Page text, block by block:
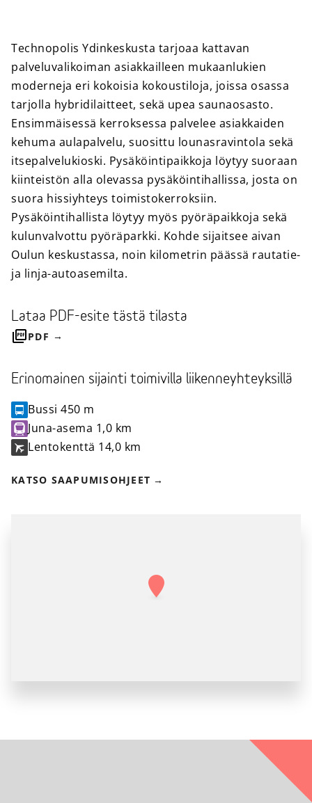
Technopolis Ydinkeskusta tarjoaa kattavan
palveluvalikoiman asiakkailleen mukaanlukien
moderneja eri kokoisia kokoustiloja, joissa osassa
tarjolla hybridilaitteet, sekä upea saunaosasto.
Ensimmäisessä kerroksessa palvelee asiakkaiden
kehuma aulapalvelu, suosittu lounasravintola sekä
itsepalvelukioski. Pysäköintipaikkoja löytyy suoraan
kiinteistön alla olevassa pysäköintihallissa, josta on
suora hissiyhteys toimistokerroksiin.
Pysäköintihallista löytyy myös pyöräpaikkoja sekä
kulunvalvottu pyöräparkki. Kohde sijaitsee aivan
Oulun keskustassa, noin kilometrin päässä rautatie-
ja linja-autoasemilta.
Lataa PDF-esite tästä tilasta
PDF
Erinomainen sijainti toimivilla liikenneyhteyksillä
Bussi 450 m
Juna-asema 1,0 km
Lentokenttä 14,0 km
KATSO SAAPUMISOHJEET